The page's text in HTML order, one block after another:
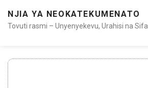
NJIA YA NEOKATEKUMENATO
Tovuti rasmi – Unyenyekevu, Urahisi na Sifa